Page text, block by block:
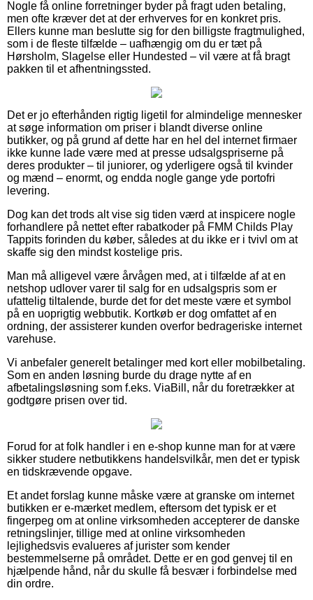
Nogle få online forretninger byder på fragt uden betaling,
men ofte kræver det at der erhverves for en konkret pris.
Ellers kunne man beslutte sig for den billigste fragtmulighed,
som i de fleste tilfælde – uafhængig om du er tæt på
Hørsholm, Slagelse eller Hundested – vil være at få bragt
pakken til et afhentningssted.
Det er jo efterhånden rigtig ligetil for almindelige mennesker
at søge information om priser i blandt diverse online
butikker, og på grund af dette har en hel del internet firmaer
ikke kunne lade være med at presse udsalgspriserne på
deres produkter – til juniorer, og yderligere også til kvinder
og mænd – enormt, og endda nogle gange yde portofri
levering.
Dog kan det trods alt vise sig tiden værd at inspicere nogle
forhandlere på nettet efter rabatkoder på FMM Childs Play
Tappits forinden du køber, således at du ikke er i tvivl om at
skaffe sig den mindst kostelige pris.
Man må alligevel være årvågen med, at i tilfælde af at en
netshop udlover varer til salg for en udsalgspris som er
ufattelig tiltalende, burde det for det meste være et symbol
på en uoprigtig webbutik. Kortkøb er dog omfattet af en
ordning, der assisterer kunden overfor bedrageriske internet
varehuse.
Vi anbefaler generelt betalinger med kort eller mobilbetaling.
Som en anden løsning burde du drage nytte af en
afbetalingsløsning som f.eks. ViaBill, når du foretrækker at
godtgøre prisen over tid.
Forud for at folk handler i en e-shop kunne man for at være
sikker studere netbutikkens handelsvilkår, men det er typisk
en tidskrævende opgave.
Et andet forslag kunne måske være at granske om internet
butikken er e-mærket medlem, eftersom det typisk er et
fingerpeg om at online virksomheden accepterer de danske
retningslinjer, tillige med at online virksomheden
lejlighedsvis evalueres af jurister som kender
bestemmelserne på området. Dette er en god genvej til en
hjælpende hånd, når du skulle få besvær i forbindelse med
din ordre.